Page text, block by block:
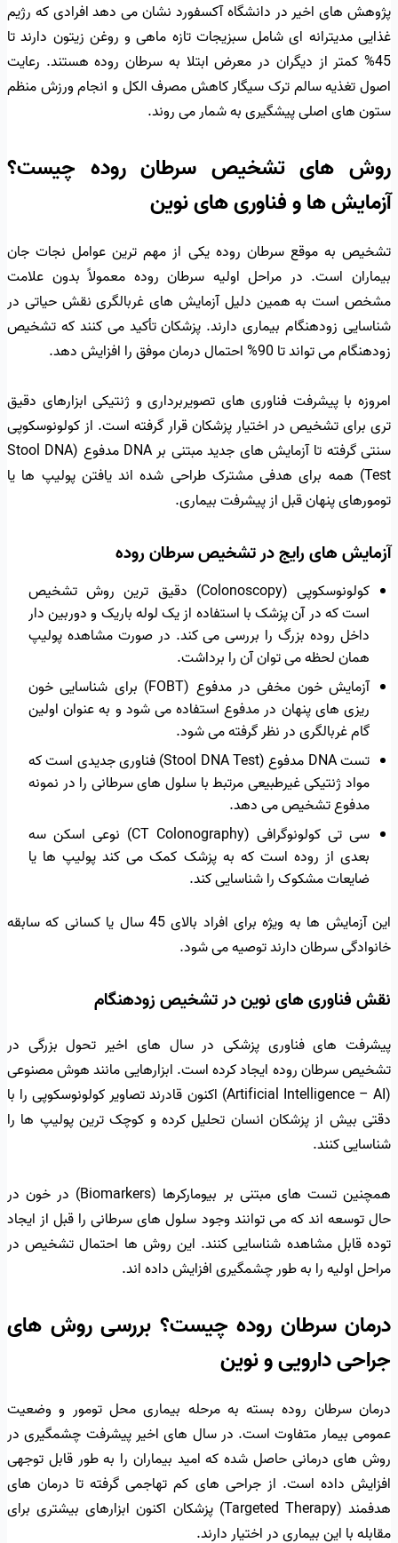
پژوهش های اخیر در دانشگاه آکسفورد نشان می دهد افرادی که رژیم
غذایی مدیترانه ای شامل سبزیجات تازه ماهی و روغن زیتون دارند تا
45% کمتر از دیگران در معرض ابتلا به سرطان روده هستند. رعایت
اصول تغذیه سالم ترک سیگار کاهش مصرف الکل و انجام ورزش منظم
ستون های اصلی پیشگیری به شمار می روند.
روش های تشخیص سرطان روده چیست؟
آزمایش ها و فناوری های نوین
تشخیص به موقع سرطان روده یکی از مهم ترین عوامل نجات جان
بیماران است. در مراحل اولیه سرطان روده معمولاً بدون علامت
مشخص است به همین دلیل آزمایش های غربالگری نقش حیاتی در
شناسایی زودهنگام بیماری دارند. پزشکان تأکید می کنند که تشخیص
زودهنگام می تواند تا 90% احتمال درمان موفق را افزایش دهد.
امروزه با پیشرفت فناوری های تصویربرداری و ژنتیکی ابزارهای دقیق
تری برای تشخیص در اختیار پزشکان قرار گرفته است. از کولونوسکوپی
سنتی گرفته تا آزمایش های جدید مبتنی بر DNA مدفوع (Stool DNA
Test) همه برای هدفی مشترک طراحی شده اند یافتن پولیپ ها یا
تومورهای پنهان قبل از پیشرفت بیماری.
آزمایش های رایج در تشخیص سرطان روده
کولونوسکوپی (Colonoscopy) دقیق ترین روش تشخیص
است که در آن پزشک با استفاده از یک لوله باریک و دوربین دار
داخل روده بزرگ را بررسی می کند. در صورت مشاهده پولیپ
همان لحظه می توان آن را برداشت.
آزمایش خون مخفی در مدفوع (FOBT) برای شناسایی خون
ریزی های پنهان در مدفوع استفاده می شود و به عنوان اولین
گام غربالگری در نظر گرفته می شود.
تست DNA مدفوع (Stool DNA Test) فناوری جدیدی است که
مواد ژنتیکی غیرطبیعی مرتبط با سلول های سرطانی را در نمونه
مدفوع تشخیص می دهد.
سی تی کولونوگرافی (CT Colonography) نوعی اسکن سه
بعدی از روده است که به پزشک کمک می کند پولیپ ها یا
ضایعات مشکوک را شناسایی کند.
این آزمایش ها به ویژه برای افراد بالای 45 سال یا کسانی که سابقه
خانوادگی سرطان دارند توصیه می شود.
نقش فناوری های نوین در تشخیص زودهنگام
پیشرفت های فناوری پزشکی در سال های اخیر تحول بزرگی در
تشخیص سرطان روده ایجاد کرده است. ابزارهایی مانند هوش مصنوعی
(Artificial Intelligence – AI) اکنون قادرند تصاویر کولونوسکوپی را با
دقتی بیش از پزشکان انسان تحلیل کرده و کوچک ترین پولیپ ها را
شناسایی کنند.
همچنین تست های مبتنی بر بیومارکرها (Biomarkers) در خون در
حال توسعه اند که می توانند وجود سلول های سرطانی را قبل از ایجاد
توده قابل مشاهده شناسایی کنند. این روش ها احتمال تشخیص در
مراحل اولیه را به طور چشمگیری افزایش داده اند.
درمان سرطان روده چیست؟ بررسی روش های
جراحی دارویی و نوین
درمان سرطان روده بسته به مرحله بیماری محل تومور و وضعیت
عمومی بیمار متفاوت است. در سال های اخیر پیشرفت چشمگیری در
روش های درمانی حاصل شده که امید بیماران را به طور قابل توجهی
افزایش داده است. از جراحی های کم تهاجمی گرفته تا درمان های
هدفمند (Targeted Therapy) پزشکان اکنون ابزارهای بیشتری برای
مقابله با این بیماری در اختیار دارند.